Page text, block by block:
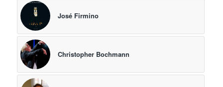
José Firmino
Christopher Bochmann